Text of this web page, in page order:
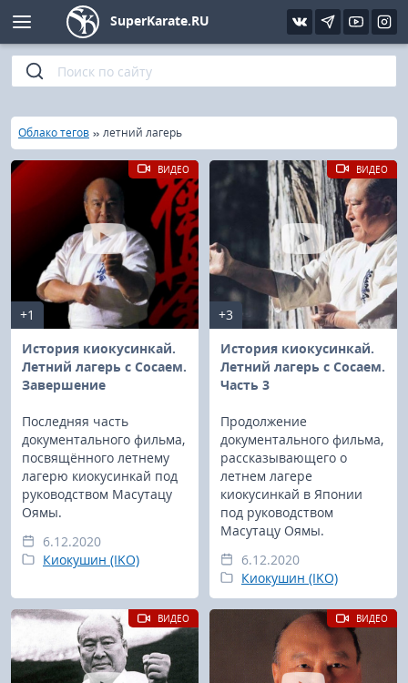
SuperKarate.RU
Главная
»
Облако тегов » летний лагерь
+1
История киокусинкай.
Летний лагерь с Сосаем.
Завершение
Последняя часть
документального фильма,
посвящённого летнему
лагерю киокусинкай под
руководством Масутацу
Оямы.
6.12.2020
Киокушин (IKO)
ВИДЕО
+3
История киокусинкай.
Летний лагерь с Сосаем.
Часть 3
Продолжение
документального фильма,
рассказывающего о
летнем лагере
киокусинкай в Японии
под руководством
Масутацу Оямы.
6.12.2020
Киокушин (IKO)
ВИДЕО
ВИДЕО ВИДЕО
Киокушинкай
Кёкусин (IFK)
Шинкиокушинкай
Кекусин-кан
Кикбоксинг и K-1
Бокс
UFC и MMA
Муай тай
Фото
Видео
Интервью
Статьи
Уроки каратэ
Файлы
Библиотека